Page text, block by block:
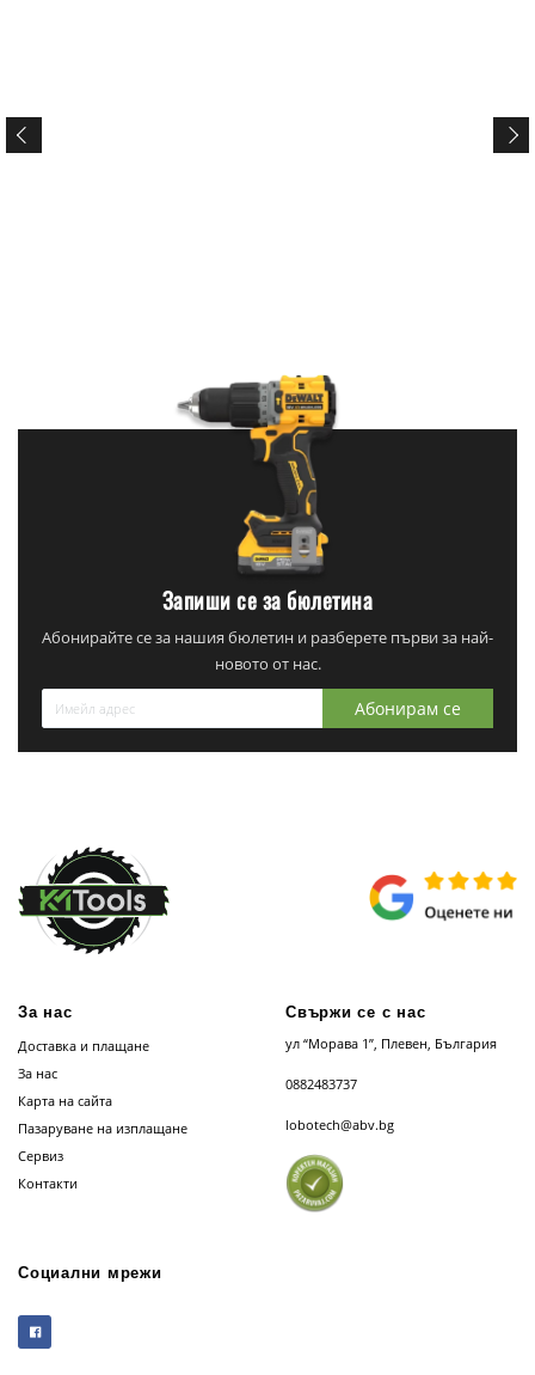
Запиши се за бюлетина
Абонирайте се за нашия бюлетин и разберете първи за най-
новото от нас.
Абонирам се
За нас
Доставка и плащане
За нас
Карта на сайта
Пазаруване на изплащане
Сервиз
Контакти
Свържи се с нас
ул “Морава 1”, Плевен, България
0882483737
lobotech@abv.bg
Социални мрежи